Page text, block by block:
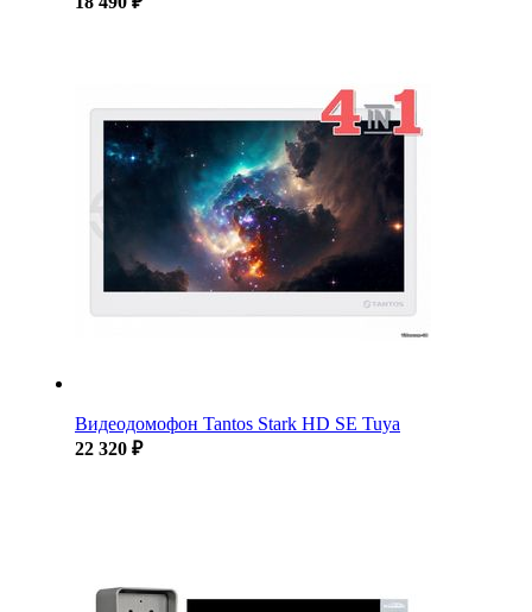
Видеодомофон Tantos Stark HD SE Tuya
22 320 ₽